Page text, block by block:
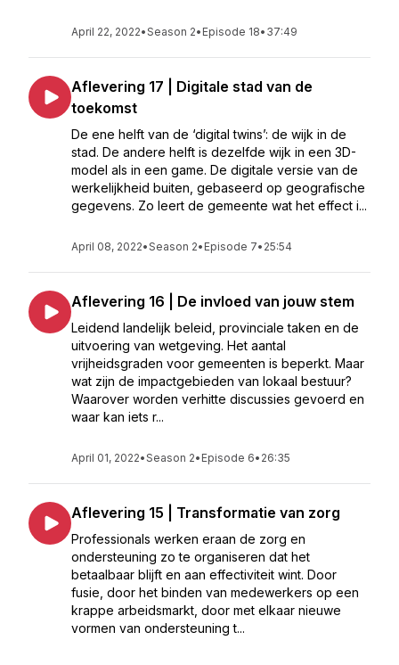
April 22, 2022•Season 2• Episode 18• 37:49
Aflevering 17 | Digitale stad van de
toekomst
De ene helft van de ‘digital twins’: de wijk in de
stad. De andere helft is dezelfde wijk in een 3D-
model als in een game. De digitale versie van de
werkelijkheid buiten, gebaseerd op geografische
gegevens. Zo leert de gemeente wat het effect i...
April 08, 2022•Season 2• Episode 7• 25:54
Aflevering 16 | De invloed van jouw stem
Leidend landelijk beleid, provinciale taken en de
uitvoering van wetgeving. Het aantal
vrijheidsgraden voor gemeenten is beperkt. Maar
wat zijn de impactgebieden van lokaal bestuur?
Waarover worden verhitte discussies gevoerd en
waar kan iets r...
April 01, 2022•Season 2• Episode 6• 26:35
Aflevering 15 | Transformatie van zorg
Professionals werken eraan de zorg en
ondersteuning zo te organiseren dat het
betaalbaar blijft en aan effectiviteit wint. Door
fusie, door het binden van medewerkers op een
krappe arbeidsmarkt, door met elkaar nieuwe
vormen van ondersteuning t...